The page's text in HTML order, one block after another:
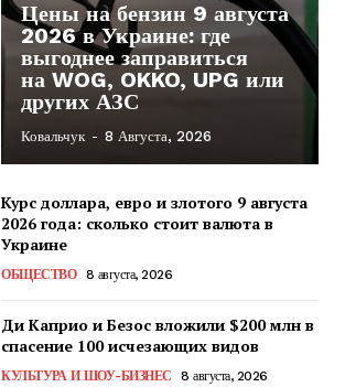
Цены на бензин 9 августа
2026 в Украине: где
выгоднее заправиться
на WOG, OKKO, UPG или
других АЗС
Ковальчук - 8 Августа, 2026
Курс доллара, евро и злотого 9 августа
2026 года: сколько стоит валюта в
Украине
ОБЩЕСТВО 8 августа, 2026
Ди Каприо и Безос вложили $200 млн в
спасение 100 исчезающих видов
КУЛЬТУРА И ШОУ-БИЗНЕС 8 августа, 2026